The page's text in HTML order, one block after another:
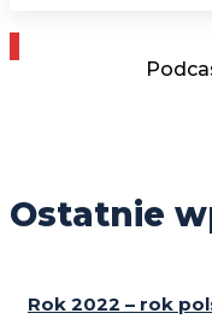
Ostatnie
Rok 2022 – rok